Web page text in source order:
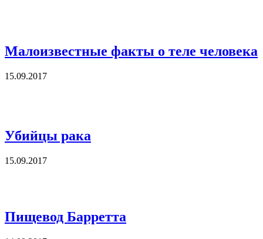
Малоизвестные факты о теле человека
15.09.2017
Убийцы рака
15.09.2017
Пищевод Барретта